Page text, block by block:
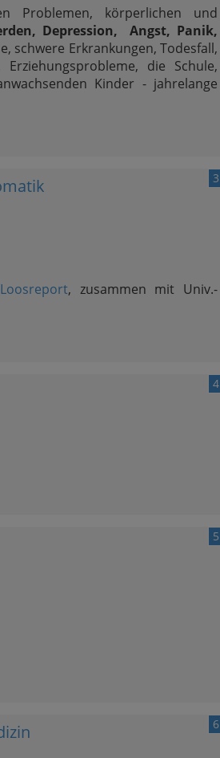
Problemen, körperlichen und
Depression, Angst, Panik,
schwere Erkrankungen, Todesfall,
die Schule,
Kinder - jahrelange
3
, zusammen mit Univ.-
4
5
6